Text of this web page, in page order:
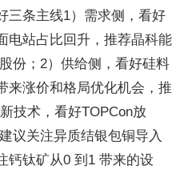
三条主线1）需求侧，看好
电站占比回升，推荐晶科能
份；2）供给侧，看好硅料
来涨价和格局优化机会，推
技术，看好TOPCon放
议关注异质结银包铜导入
钙钛矿从0 到1 带来的设